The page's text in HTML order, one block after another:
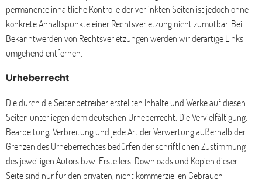
permanente inhaltliche Kontrolle der verlinkten Seiten ist jedoch ohne
konkrete Anhaltspunkte einer Rechtsverletzung nicht zumutbar. Bei
Bekanntwerden von Rechtsverletzungen werden wir derartige Links
umgehend entfernen.
Urheberrecht
Die durch die Seitenbetreiber erstellten Inhalte und Werke auf diesen
Seiten unterliegen dem deutschen Urheberrecht. Die Vervielfältigung,
Bearbeitung, Verbreitung und jede Art der Verwertung außerhalb der
Grenzen des Urheberrechtes bedürfen der schriftlichen Zustimmung
des jeweiligen Autors bzw. Erstellers. Downloads und Kopien dieser
Seite sind nur für den privaten, nicht kommerziellen Gebrauch